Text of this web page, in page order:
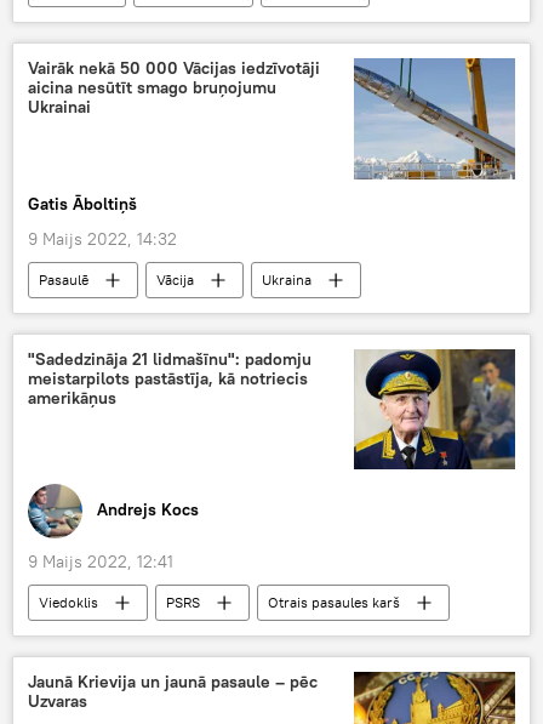
Ukraina
speciālā operācija
Vairāk nekā 50 000 Vācijas iedzīvotāji
aicina nesūtīt smago bruņojumu
Ukrainai
Gatis Āboltiņš
9 Maijs 2022, 14:32
Pasaulē Vācija
Ukraina
bruņojums
konflikts Olafs Šolcs
"Sadedzināja 21 lidmašīnu": padomju
meistarpilots pastāstīja, kā notriecis
amerikāņus
Andrejs Kocs
9 Maijs 2022, 12:41
Viedoklis PSRS
Otrais pasaules karš
karš
ASV GKS iznīcinātājs
Jaunā Krievija un jaunā pasaule – pēc
Uzvaras